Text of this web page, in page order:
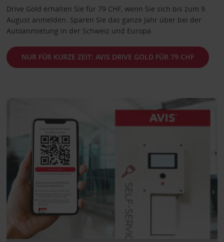
Drive Gold erhalten Sie für 79 CHF, wenn Sie sich bis zum 9.
August anmelden. Sparen Sie das ganze Jahr über bei der
Autoanmietung in der Schweiz und Europa.
NUR FÜR KURZE ZEIT: AVIS DRIVE GOLD FÜR 79 CHF